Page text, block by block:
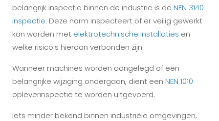
belangrijk inspectie binnen de industrie is de NEN 3140
inspectie. Deze norm inspecteert of er veilig gewerkt
kan worden met elektrotechnische installaties en
welke risico’s hieraan verbonden zijn.
Wanneer machines worden aangelegd of een
belangrijke wijziging ondergaan, dient een NEN 1010
opleverinspectie te worden uitgevoerd.
Iets minder bekend binnen industriële omgevingen,